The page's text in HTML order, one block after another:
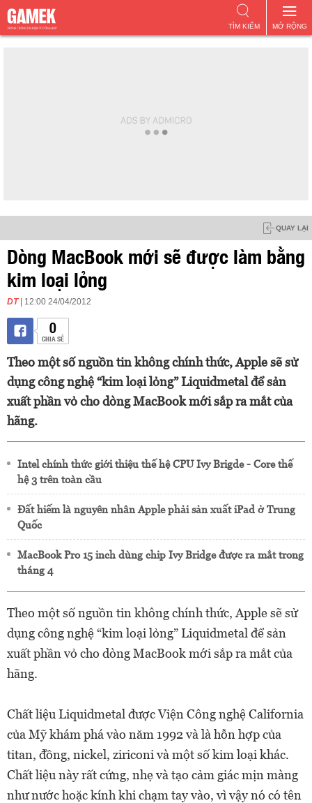
MỞ RỘNG
TÌM KIẾM
QUAY LẠI
Dòng MacBook mới sẽ được làm bằng
kim loại lỏng
DT | 12:00 24/04/2012
0
CHIA SẺ
Theo một số nguồn tin không chính thức, Apple sẽ sử
dụng công nghệ “kim loại lỏng” Liquidmetal để sản
xuất phần vỏ cho dòng MacBook mới sắp ra mắt của
hãng.
Intel chính thức giới thiệu thế hệ CPU Ivy Brigde - Core thế
hệ 3 trên toàn cầu
Đất hiếm là nguyên nhân Apple phải sản xuất iPad ở Trung
Quốc
MacBook Pro 15 inch dùng chip Ivy Bridge được ra mắt trong
tháng 4
Theo một số nguồn tin không chính thức, Apple sẽ sử
dụng công nghệ “kim loại lỏng” Liquidmetal để sản
xuất phần vỏ cho dòng MacBook mới sắp ra mắt của
hãng.
Chất liệu Liquidmetal được Viện Công nghệ California
của Mỹ khám phá vào năm 1992 và là hỗn hợp của
titan, đồng, nickel, ziriconi và một số kim loại khác.
Chất liệu này rất cứng, nhẹ và tạo cảm giác mịn màng
như nước hoặc kính khi chạm tay vào, vì vậy nó có tên